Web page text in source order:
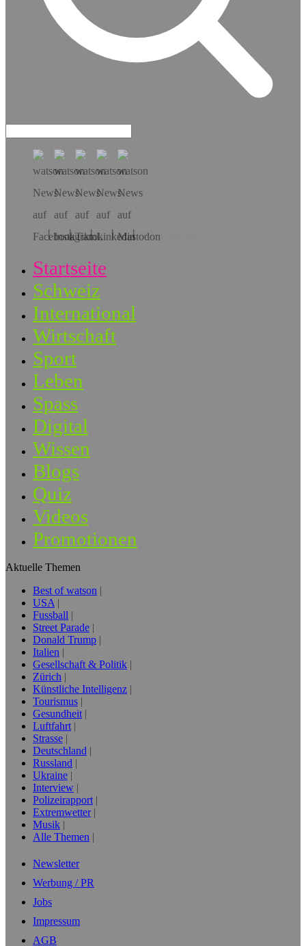
Hol dir die App!
Startseite
Schweiz
International
Wirtschaft
Sport
Leben
Spass
Digital
Wissen
Blogs
Quiz
Videos
Promotionen
Aktuelle Themen
Best of watson
USA
Fussball
Street Parade
Donald Trump
Italien
Gesellschaft & Politik
Zürich
Künstliche Intelligenz
Tourismus
Gesundheit
Luftfahrt
Strasse
Deutschland
Russland
Ukraine
Interview
Polizeirapport
Extremwetter
Musik
Alle Themen
Newsletter
Werbung / PR
Jobs
Impressum
AGB